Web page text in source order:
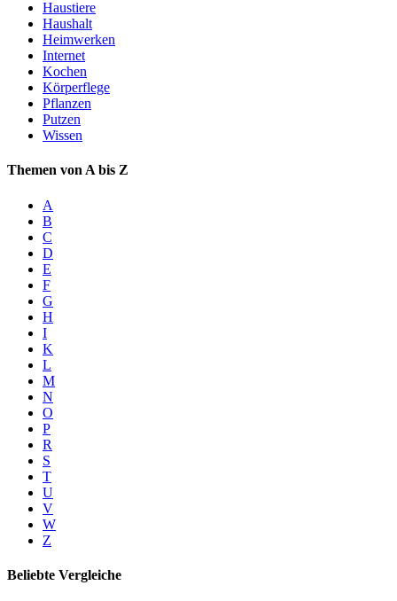
Haustiere
Haushalt
Heimwerken
Internet
Kochen
Körperflege
Pflanzen
Putzen
Wissen
Themen von A bis Z
A
B
C
D
E
F
G
H
I
K
L
M
N
O
P
R
S
T
U
V
W
Z
Beliebte Vergleiche